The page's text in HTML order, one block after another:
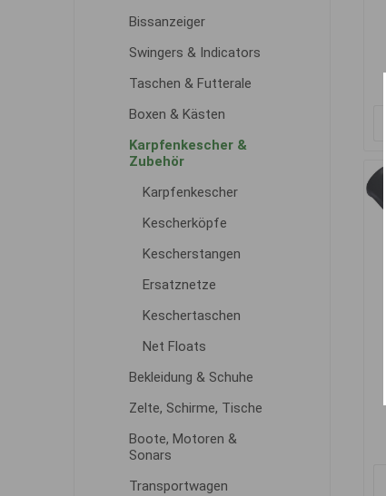
Bissanzeiger
Swingers & Indicators
Taschen & Futterale
Boxen & Kästen
Karpfenkescher &
Zubehör
Karpfenkescher
Kescherköpfe
Kescherstangen
Ersatznetze
Keschertaschen
Net Floats
Bekleidung & Schuhe
Zelte, Schirme, Tische
Boote, Motoren &
Sonars
Transportwagen